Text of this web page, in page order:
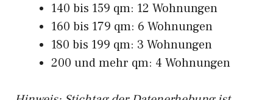
140 bis 159 qm: 12 Wohnungen
160 bis 179 qm: 6 Wohnungen
180 bis 199 qm: 3 Wohnungen
200 und mehr qm: 4 Wohnungen